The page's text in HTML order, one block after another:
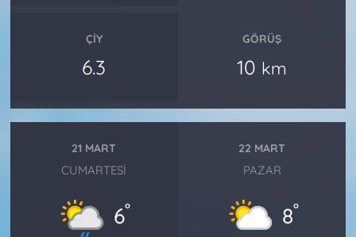
ÇIY
6.3
GÖRÜŞ
10 km
21 MART
CUMARTESI
6°
22 MART
PAZAR
8°